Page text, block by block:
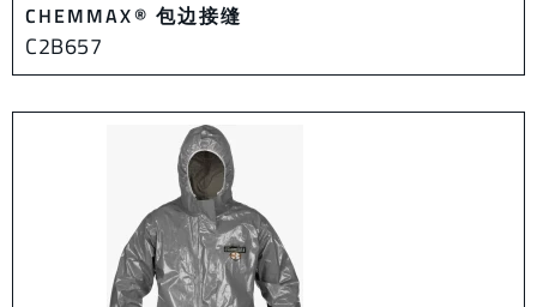
CHEMMAX® 包边接缝
C2B657